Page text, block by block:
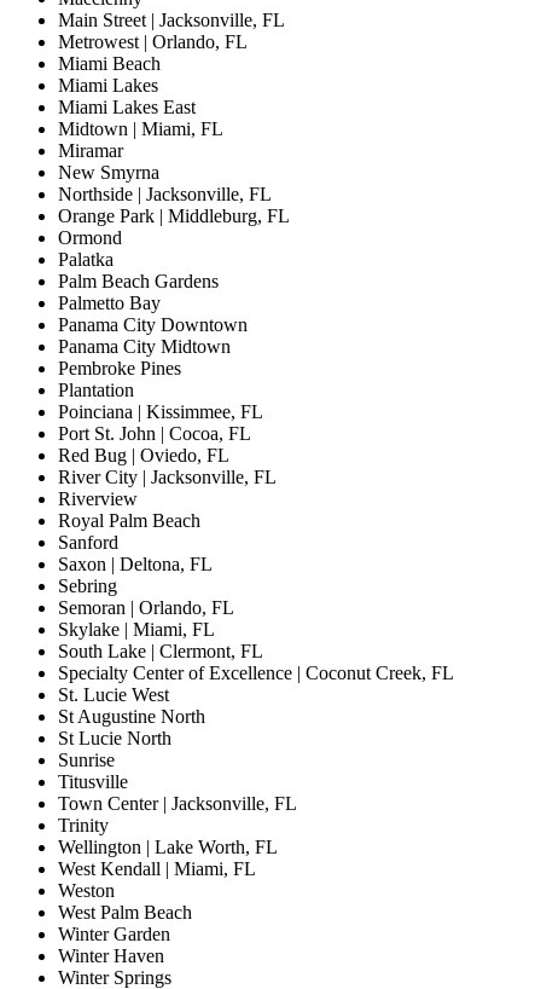
Main Street | Jacksonville, FL
Metrowest | Orlando, FL
Miami Beach
Miami Lakes
Miami Lakes East
Midtown | Miami, FL
Miramar
New Smyrna
Northside | Jacksonville, FL
Orange Park | Middleburg, FL
Ormond
Palatka
Palm Beach Gardens
Palmetto Bay
Panama City Downtown
Panama City Midtown
Pembroke Pines
Plantation
Poinciana | Kissimmee, FL
Port St. John | Cocoa, FL
Red Bug | Oviedo, FL
River City | Jacksonville, FL
Riverview
Royal Palm Beach
Sanford
Saxon | Deltona, FL
Sebring
Semoran | Orlando, FL
Skylake | Miami, FL
South Lake | Clermont, FL
Specialty Center of Excellence | Coconut Creek, FL
St. Lucie West
St Augustine North
St Lucie North
Sunrise
Titusville
Town Center | Jacksonville, FL
Trinity
Wellington | Lake Worth, FL
West Kendall | Miami, FL
Weston
West Palm Beach
Winter Garden
Winter Haven
Winter Springs